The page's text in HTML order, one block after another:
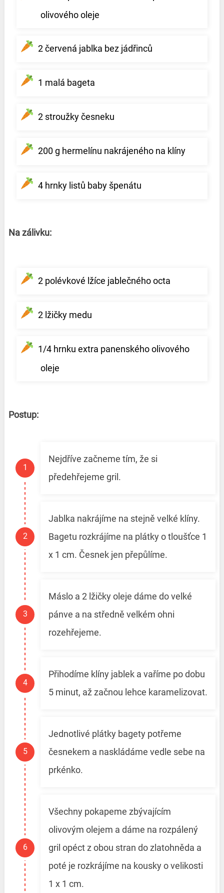
olivového oleje
2 červená jablka bez jádřinců
1 malá bageta
2 stroužky česneku
200 g hermelínu nakrájeného na klíny
4 hrnky listů baby špenátu
Na zálivku:
2 polévkové lžíce jablečného octa
2 lžičky medu
1/4 hrnku extra panenského olivového
oleje
Postup:
Nejdříve začneme tím, že si
předehřejeme gril.
Jablka nakrájíme na stejně velké klíny.
Bagetu rozkrájíme na plátky o tloušťce 1
x 1 cm. Česnek jen přepůlíme.
Máslo a 2 lžičky oleje dáme do velké
pánve a na středně velkém ohni
rozehřejeme.
Přihodíme klíny jablek a vaříme po dobu
5 minut, až začnou lehce karamelizovat.
Jednotlivé plátky bagety potřeme
česnekem a naskládáme vedle sebe na
prkénko.
Všechny pokapeme zbývajícím
olivovým olejem a dáme na rozpálený
gril opéct z obou stran do zlatohněda a
poté je rozkrájíme na kousky o velikosti
1 x 1 cm.